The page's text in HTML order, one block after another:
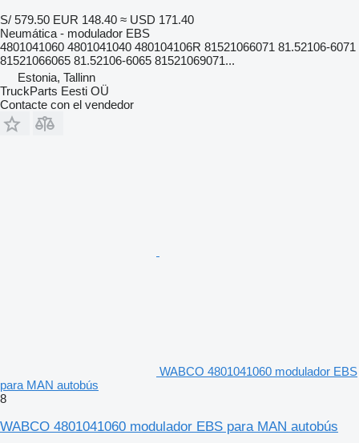
S/ 579.50 EUR 148.40 ≈ USD 171.40
Neumática - modulador EBS
4801041060 4801041040 480104106R 81521066071 81.52106-6071
81521066065 81.52106-6065 81521069071...
Estonia, Tallinn
TruckParts Eesti OÜ
Contacte con el vendedor
WABCO 4801041060 modulador EBS
para MAN autobús
8
WABCO 4801041060 modulador EBS para MAN autobús